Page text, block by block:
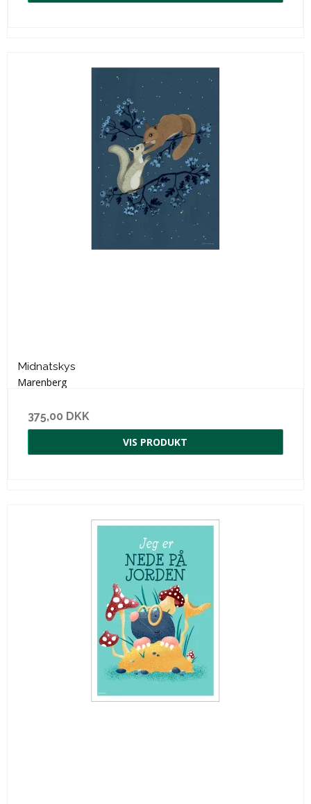
Midnatskys
Marenberg
375,00 DKK
VIS PRODUKT